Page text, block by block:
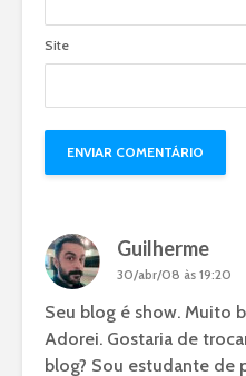
Site
Guilherme
30/abr/08 às 19:20
Seu blog é show. Muito
Adorei. Gostaria de
blog? Sou estudante de